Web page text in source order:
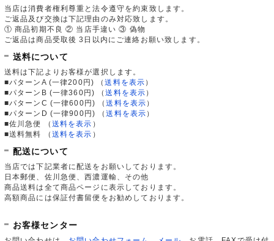
当店は消費者権利尊重と法令遵守を約束致します。
ご返品及び交換は下記理由のみ対応致します。
① 商品初期不良 ② 当店手違い ③ 偽物
ご返品は商品受取後 3日以内にご連絡お願い致します。
送料について
送料は下記よりお客様が選択します。
■パターンA (一律200円)
（送料を表示 ）
■パターンB (一律360円)
（送料を表示 ）
■パターンC (一律600円)
（送料を表示 ）
■パターンD (一律900円)
（送料を表示 ）
■佐川急便
（ 送料を表示 ）
■送料無料
（ 送料を表示 ）
配送について
当店では下記業者に配送をお願いしております。
日本郵便、佐川急便、西濃運輸、その他
商品送料は全て商品ページに表示しております。
高額商品には保証付書留便をお勧めしております。
お客様センター